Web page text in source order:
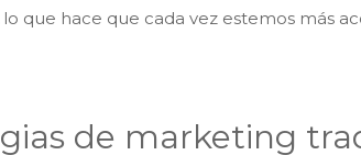
lo que hace que cada vez estemos más
de marketing